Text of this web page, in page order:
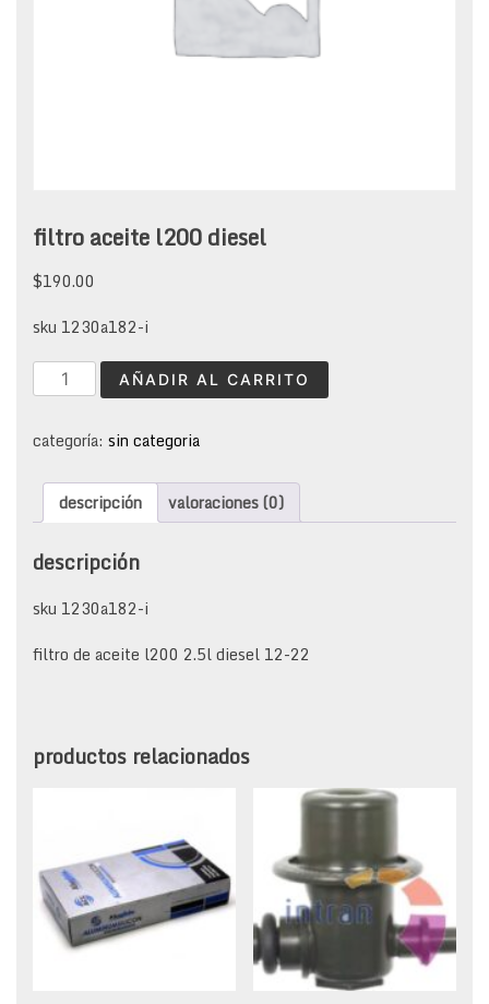
filtro aceite l200 diesel
$190.00
sku 1230a182-i
filtro
aceite
diesel
AÑADIR AL CARRITO
categoría: sin categoria
descripción valoraciones (0)
descripción
sku 1230a182-i
filtro de aceite l200 2.5l diesel 12-22
productos relacionados